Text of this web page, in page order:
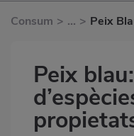
Consum > ... > Peix
Peix